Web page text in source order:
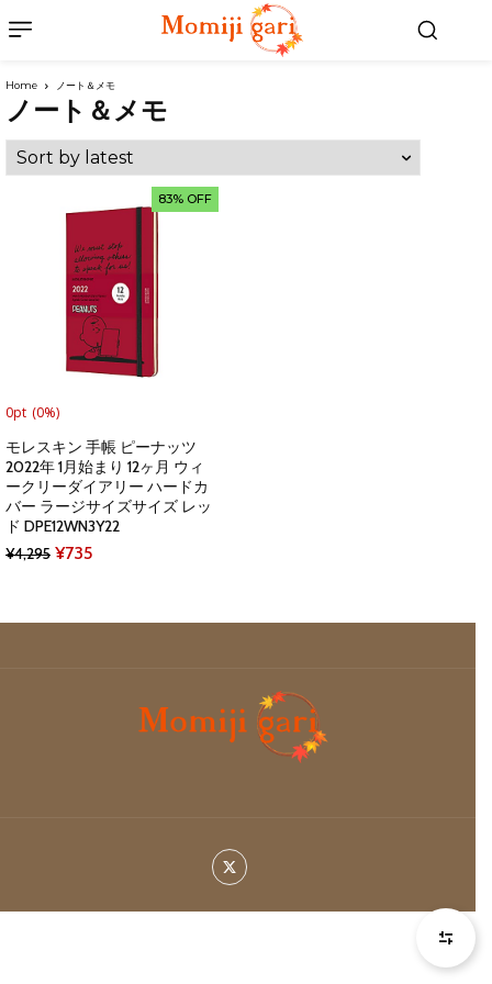
Home ノート＆メモ
ノート＆メモ
83% OFF
0pt (0%)
モレスキン 手帳 ピーナッツ
2022年 1月始まり 12ヶ月 ウィ
ークリーダイアリー ハードカ
バー ラージサイズサイズ レッ
ド DPE12WN3Y22
¥4,295 Original
¥735Current